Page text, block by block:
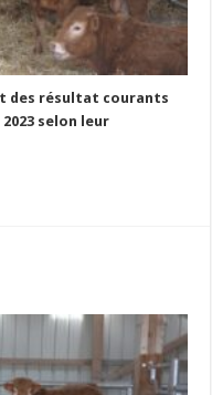
des résultat courants
2023 selon leur